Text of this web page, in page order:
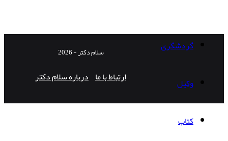
گردشگری
وکیل
کتاب
سلام دکتر - 2026
ارتباط با ما درباره سلام دکتر